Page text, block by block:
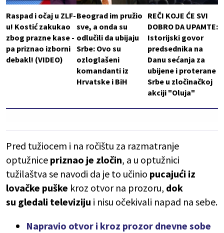
Raspad i očaj u ZLF-
u! Kostić zakukao
zbog prazne kase -
pa priznao izborni
debakl! (VIDEO)
Beograd im pružio
sve, a onda su
odlučili da ubijaju
Srbe: Ovo su
ozloglašeni
komandanti iz
Hrvatske i BiH
REČI KOJE ĆE SVI
DOBRO DA UPAMTE:
Istorijski govor
predsednika na
Danu sećanja za
ubijene i proterane
Srbe u zločinačkoj
akciji "Oluja"
Pred tužiocem i na ročištu za razmatranje
optužnice priznao je zločin, a u optužnici
tužilaštva se navodi da je to učinio pucajući iz
lovačke puške kroz otvor na prozoru, dok
su gledali televiziju i nisu očekivali napad na sebe.
Napravio otvor i kroz prozor dnevne sobe